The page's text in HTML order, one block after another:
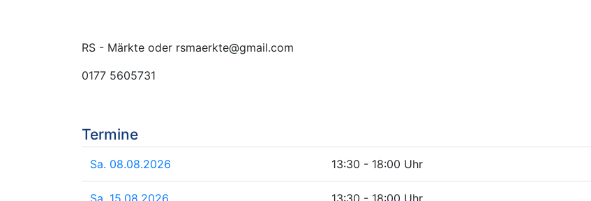
RS - Märkte oder rsmaerkte@gmail.com
0177 5605731
Termine
Sa. 08.08.2026 13:30 - 18:00 Uhr
Sa. 15.08.2026 13:30 - 18:00 Uhr